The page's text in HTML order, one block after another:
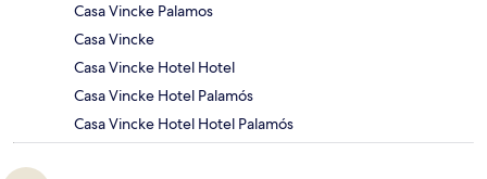
Casa Vincke Palamos
Casa Vincke
Casa Vincke Hotel Hotel
Casa Vincke Hotel Palamós
Casa Vincke Hotel Hotel Palamós